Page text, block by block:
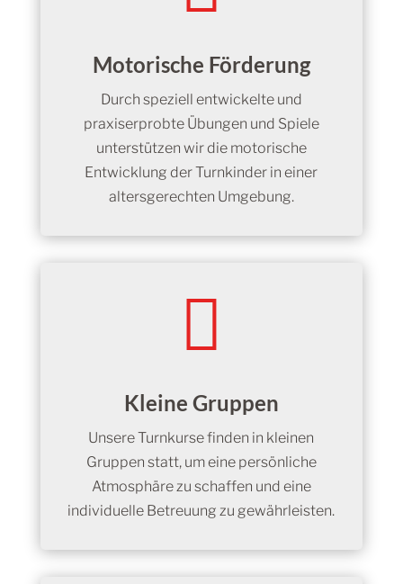
Motorische Förderung
Durch speziell entwickelte und
praxiserprobte Übungen und Spiele
unterstützen wir die motorische
Entwicklung der Turnkinder in einer
altersgerechten Umgebung.

Kleine Gruppen
Unsere Turnkurse finden in kleinen
Gruppen statt, um eine persönliche
Atmosphäre zu schaffen und eine
individuelle Betreuung zu gewährleisten.